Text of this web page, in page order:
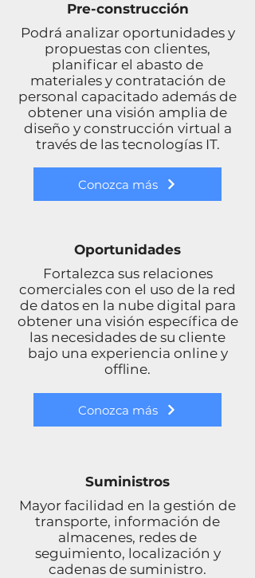
Pre-construcción
Podrá analizar oportunidades y
propuestas con clientes,
planificar el abasto de
materiales y contratación de
personal capacitado además de
obtener una visión amplia de
diseño y construcción virtual a
través de las tecnologías IT.
Conozca más
Oportunidades
Fortalezca sus relaciones
comerciales con el uso de la red
de datos en la nube digital para
obtener una visión específica de
las necesidades de su cliente
bajo una experiencia online y
offline.
Conozca más
Suministros
Mayor facilidad en la gestión de
transporte, información de
almacenes, redes de
seguimiento, localización y
cadenas de suministro.